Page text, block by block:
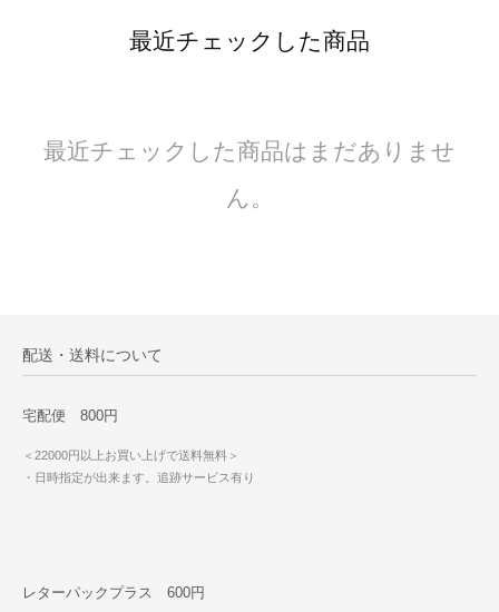
最近チェックした商品
最近チェックした商品はまだありませ
ん。
配送・送料について
宅配便 800円
＜22000円以上お買い上げで送料無料＞
・日時指定が出来ます。追跡サービス有り
レターパックプラス 600円